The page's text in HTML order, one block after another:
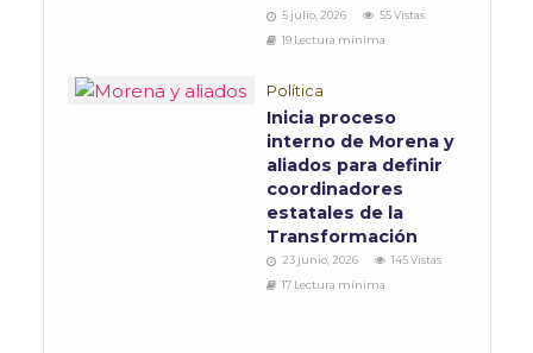
5 julio, 2026
55 Vistas
19 Lectura mínima
Política
Inicia proceso
interno de Morena y
aliados para definir
coordinadores
estatales de la
Transformación
23 junio, 2026
145 Vistas
17 Lectura mínima